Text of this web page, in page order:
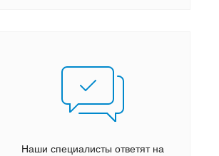
Наши специалисты ответят на